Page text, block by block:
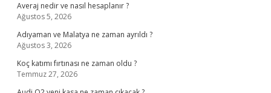
Averaj nedir ve nasıl hesaplanır ?
Ağustos 5, 2026
Adıyaman ve Malatya ne zaman ayrıldı ?
Ağustos 3, 2026
Koç katımı fırtınası ne zaman oldu ?
Temmuz 27, 2026